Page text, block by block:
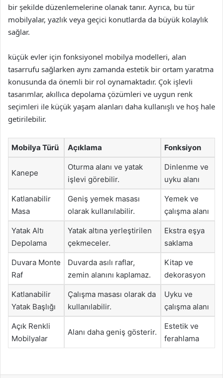
bir şekilde düzenlemelerine olanak tanır. Ayrıca, bu tür
mobilyalar, yazlık veya geçici konutlarda da büyük kolaylık
sağlar.
küçük evler için fonksiyonel mobilya modelleri, alan
tasarrufu sağlarken aynı zamanda estetik bir ortam yaratma
konusunda da önemli bir rol oynamaktadır. Çok işlevli
tasarımlar, akıllıca depolama çözümleri ve uygun renk
seçimleri ile küçük yaşam alanları daha kullanışlı ve hoş hale
getirilebilir.
Mobilya Türü Açıklama Fonksiyon
Kanepe
Oturma alanı ve yatak
işlevi görebilir.
Dinlenme ve
uyku alanı
Katlanabilir
Masa
Geniş yemek masası
olarak kullanılabilir.
Yemek ve
çalışma alanı
Yatak Altı
Depolama
Yatak altına yerleştirilen
çekmeceler.
Ekstra eşya
saklama
Duvara Monte
Raf
Duvarda asılı raflar,
zemin alanını kaplamaz.
Kitap ve
dekorasyon
Katlanabilir
Yatak Başlığı
Çalışma masası olarak da
kullanılabilir.
Uyku ve
çalışma alanı
Açık Renkli
Mobilyalar
Alanı daha geniş gösterir.
Estetik ve
ferahlama